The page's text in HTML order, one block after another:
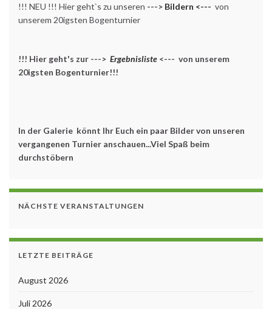
!!! NEU !!! Hier geht`s zu unseren ---> Bildern <--- von
unserem 20igsten Bogenturnier
!!! Hier geht's zur ---> Ergebnisliste <--- von unserem
20igsten Bogenturnier!!!
In der Galerie könnt Ihr Euch ein paar Bilder von unseren
vergangenen Turnier anschauen...Viel Spaß beim
durchstöbern
NÄCHSTE VERANSTALTUNGEN
LETZTE BEITRÄGE
August 2026
Juli 2026